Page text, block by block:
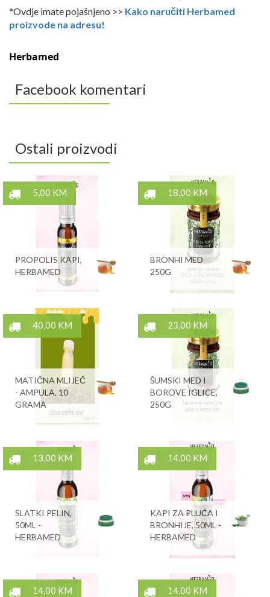
*Ovdje imate pojašnjeno >> Kako naručiti Herbamed
proizvode na adresu!
Herbamed
Facebook komentari
Ostali proizvodi
5,00 KM
PROPOLIS KAPI,
HERBAMED
18,00 KM
BRONHI MED
250G
40,00 KM
MATIČNA MLIJEČ
- AMPULA, 10
GRAMA
23,00 KM
ŠUMSKI MED I
BOROVE IGLICE,
250G
13,00 KM
SLATKI PELIN,
50ML -
HERBAMED
14,00 KM
KAPI ZA PLUĆA I
BRONHIJE, 50ML -
HERBAMED
14,00 KM 14,00 KM